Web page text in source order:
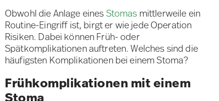
Obwohl die Anlage einesStomas mittlerweile ein
Routine-Eingriff ist, birgt er wie jede Operation
Risiken. Dabei können Früh- oder
Spätkomplikationen auftreten. Welches sind die
häufigsten Komplikationen bei einem Stoma?
Frühkomplikationen mit einem